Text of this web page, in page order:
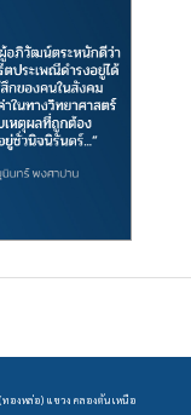
องหล่อ) แขวง คลองตันเหนือ